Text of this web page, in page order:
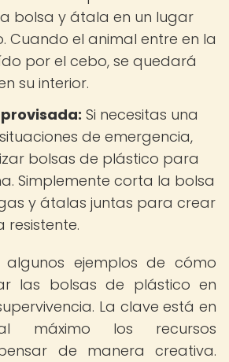
bolsa y átala en un lugar
Cuando el animal entre en la
por el cebo, se quedará
su interior.
Si necesitas una
de emergencia,
bolsas de plástico para
Simplemente corta la bolsa
y átalas juntas para crear
resistente.
algunos ejemplos de cómo
las bolsas de plástico en
La clave está en
máximo los recursos
de manera creativa.